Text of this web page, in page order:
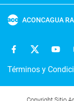
ACONCAGUA
Términos y